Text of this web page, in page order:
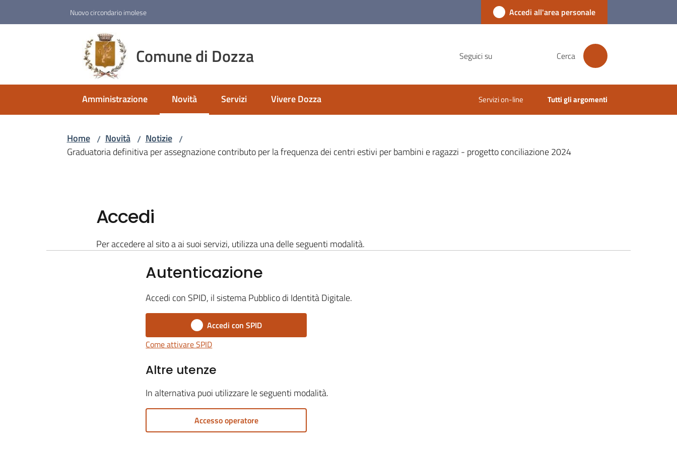
Nuovo circondario imolese Accedi all'area personale
Comune di Dozza Seguici su Cerca
Amministrazione Novità
Menu selezionato
Servizi Vivere Dozza Servizi on-line Tutti gli argomenti
Home / Novità / Notizie /
Graduatoria definitiva per assegnazione contributo per la frequenza dei centri estivi per bambini e ragazzi - progetto conciliazione 2024
Accedi
Per accedere al sito a ai suoi servizi, utilizza una delle seguenti modalità.
Autenticazione
Accedi con SPID, il sistema Pubblico di Identità Digitale.
Accedi con SPID
Come attivare SPID
Altre utenze
In alternativa puoi utilizzare le seguenti modalità.
Accesso operatore